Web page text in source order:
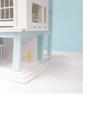
証評価